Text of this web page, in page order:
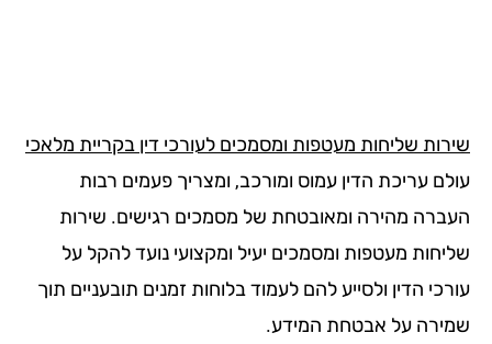
שליחות מעטפות ומסמכים לעורכי דין בקריית מלאכי
עריכת הדין עמוס ומורכב, ומצריך פעמים רבות
מהירה ומאובטחת של מסמכים רגישים. שירות
מעטפות ומסמכים יעיל ומקצועי נועד להקל על
הדין ולסייע להם לעמוד בלוחות זמנים תובעניים תוך
על אבטחת המידע.